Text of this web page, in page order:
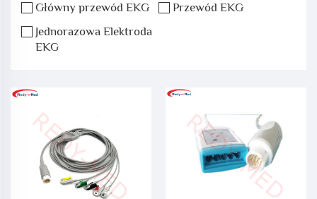
Główny przewód EKG
Przewód EKG
Jednorazowa Elektroda
EKG